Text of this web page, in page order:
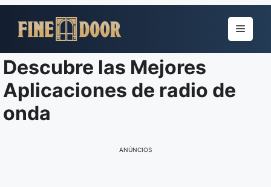
para
conteúdo
Menu
Descubre las Mejores
Aplicaciones de radio de
onda
ANÚNCIOS